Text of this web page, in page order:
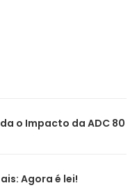
o Impacto da ADC 80
Agora é lei!